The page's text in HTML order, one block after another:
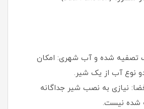
تصفیه شده و آب شهری: امکان
نوع آب از یک شیر.
نیازی به نصب شیر جداگانه
شده نیست.